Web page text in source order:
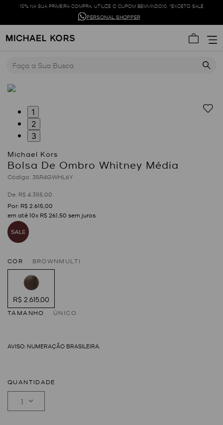
10% NA SUA PRIMEIRA COMPRA. UTILIZE O CUPOM BEMVINDO10. *EXCETO SALE
PERSONAL SHOPPER
1
2
3
Bolsa De Ombro Whitney Média
: 35R4GWHL6Y
R$ 4 35500
R$ 2 61500
em até10x R$ 261 50 sem juros
COR BROWNMULTI
R$ 2.615,00
TAMANHO ÚNICO
QUANTIDADE
1